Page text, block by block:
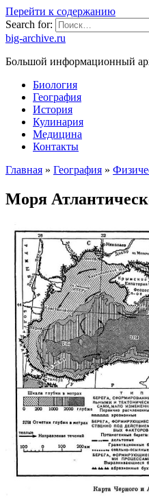
Перейти к содержанию
Search for:
big-archive.ru
Большой информационный
Биология
География
История
Кулинария
Медицина
Контакты
Главная » География »
Моря